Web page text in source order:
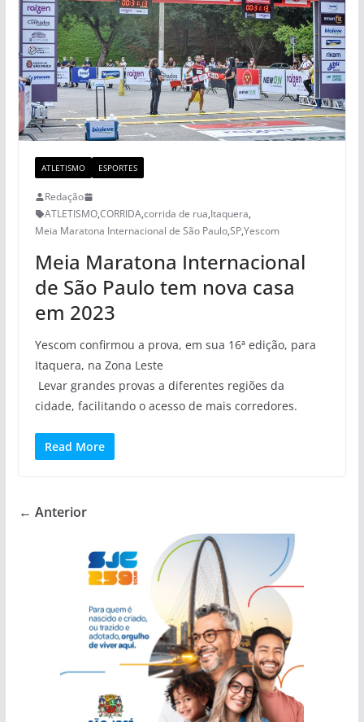
ATLETISMO ESPORTES
Redação
ATLETISMO,CORRIDA,corrida de rua,Itaquera,
Meia Maratona Internacional de São Paulo,SP,Yescom
Meia Maratona Internacional
de São Paulo tem nova casa
em 2023
Yescom confirmou a prova, em sua 16ª edição, para
Itaquera, na Zona Leste
Levar grandes provas a diferentes regiões da
cidade, facilitando o acesso de mais corredores.
Read More
← Anterior